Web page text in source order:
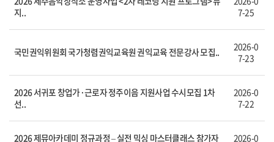
지..
7-25
국민권익위원회 국가청렴권익교육원 권익교육 전문강사 모집..
2026-0
7-23
2026 서귀포 창업가·근로자 정주이음 지원사업 수시모집 1차
선..
2026-0
7-22
2026 제뮤아카데미 정규과정 – 실전 믹싱 마스터클래스 참가자 2026-0